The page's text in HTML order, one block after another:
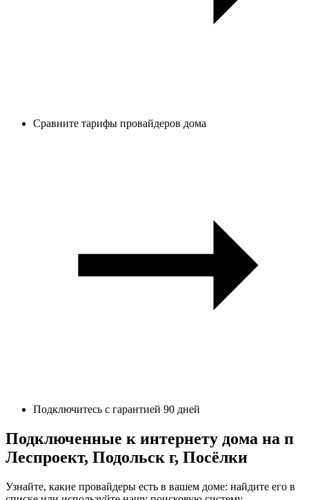
Сравните тарифы провайдеров дома
Подключитесь с гарантией 90 дней
Подключенные к интернету дома на п
Леспроект, Подольск г, Посёлки
Узнайте, какие провайдеры есть в вашем доме: найдите его в